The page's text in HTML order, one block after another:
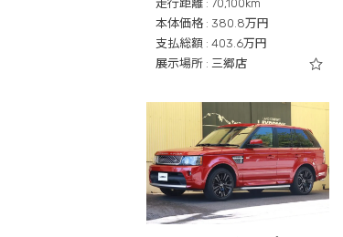
走行距離 : 70,100km
本体価格 : 380.8万円
支払総額 : 403.6万円
展示場所 : 三郷店